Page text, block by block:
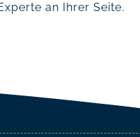
an Ihrer Seite.